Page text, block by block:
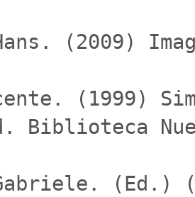
(2009)
(1999)
Biblioteca
(Ed.)